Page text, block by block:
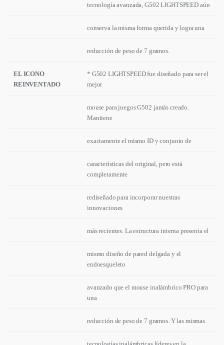
tecnología avanzada, G502 LIGHTSPEED aún
conserva la misma forma querida y logra una
reducción de peso de 7 gramos.
EL ICONO
REINVENTADO
* G502 LIGHTSPEED fue diseñado para ser el
mejor
mouse para juegos G502 jamás creado.
Mantiene
exactamente el mismo ID y conjunto de
características del original, pero está
completamente
rediseñado para incorporar nuestras
innovaciones
más recientes. La estructura interna presenta el
mismo diseño de pared delgada y el
endoesqueleto
avanzado que el mouse inalámbrico PRO para
una
reducción de peso de 7 gramos. Y las mismas